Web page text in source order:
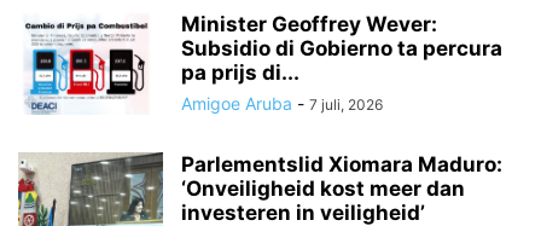
Minister Geoffrey Wever:
Subsidio di Gobierno ta percura
pa prijs di...
Amigoe Aruba - 7 juli, 2026
Parlementslid Xiomara Maduro:
‘Onveiligheid kost meer dan
investeren in veiligheid’